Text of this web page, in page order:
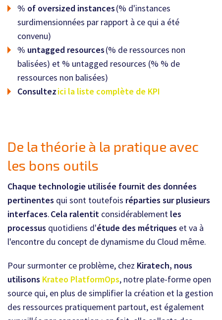
% of oversized instances(% d'instances
surdimensionnées par rapport à ce qui a été
convenu)
% untagged resources(% de ressources non
balisées) et % untagged resources (% % de
ressources non balisées)
Consultezici la liste complète de KPI
De la théorie à la pratique avec
les bons outils
Chaque technologie utilisée fournit des données
pertinentes qui sont toutefois réparties sur plusieurs
interfaces.Cela ralentit considérablement les
processus quotidiens d'étude des métriques et va à
l'encontre du concept de dynamisme du Cloud même.
Pour surmonter ce problème, chez Kiratech, nous
utilisons Krateo PlatformOps, notre plate-forme open
source qui, en plus de simplifier la création et la gestion
des ressources pratiquement partout, est également